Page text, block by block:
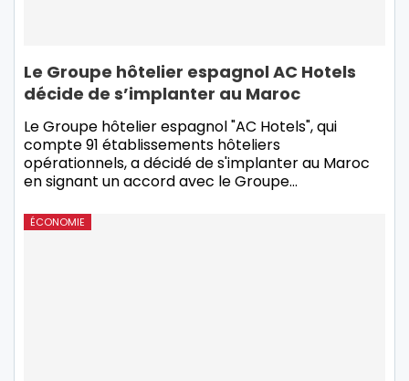
Le Groupe hôtelier espagnol AC Hotels
décide de s’implanter au Maroc
Le Groupe hôtelier espagnol "AC Hotels", qui
compte 91 établissements hôteliers
opérationnels, a décidé de s'implanter au Maroc
en signant un accord avec le Groupe…
ÉCONOMIE